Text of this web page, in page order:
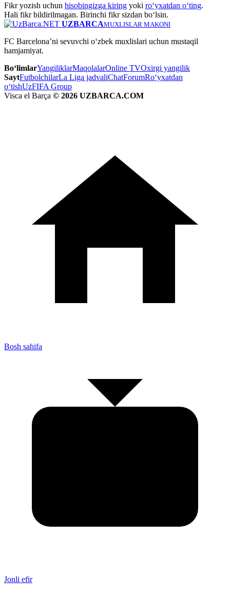
Fikr yozish uchun hisobingizga kiring yoki ro‘yxatdan o‘ting.
Hali fikr bildirilmagan. Birinchi fikr sizdan bo‘lsin.
UZBARCAMUXLISLAR MAKONI
FC Barcelona’ni sevuvchi o‘zbek muxlislari uchun mustaqil
hamjamiyat.
Bo‘limlarYangiliklarMaqolalarOnline TVOxirgi yangilik
SaytFutbolchilarLa Liga jadvaliChatForumRo‘yxatdan
o‘tishUzFIFA Group
Visca el Barça © 2026 UZBARCA.COM
Bosh sahifa
Jonli efir